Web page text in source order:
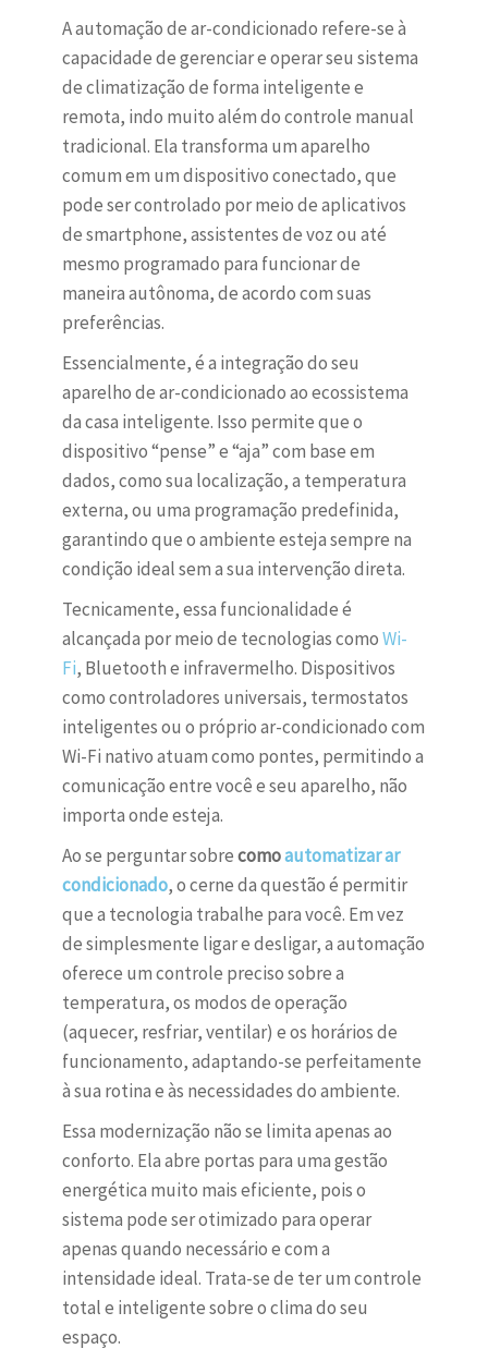
A automação de ar-condicionado refere-se à
capacidade de gerenciar e operar seu sistema
de climatização de forma inteligente e
remota, indo muito além do controle manual
tradicional. Ela transforma um aparelho
comum em um dispositivo conectado, que
pode ser controlado por meio de aplicativos
de smartphone, assistentes de voz ou até
mesmo programado para funcionar de
maneira autônoma, de acordo com suas
preferências.
Essencialmente, é a integração do seu
aparelho de ar-condicionado ao ecossistema
da casa inteligente. Isso permite que o
dispositivo “pense” e “aja” com base em
dados, como sua localização, a temperatura
externa, ou uma programação predefinida,
garantindo que o ambiente esteja sempre na
condição ideal sem a sua intervenção direta.
Tecnicamente, essa funcionalidade é
alcançada por meio de tecnologias comoWi-
Fi, Bluetooth e infravermelho. Dispositivos
como controladores universais, termostatos
inteligentes ou o próprio ar-condicionado com
Wi-Fi nativo atuam como pontes, permitindo a
comunicação entre você e seu aparelho, não
importa onde esteja.
Ao se perguntar sobrecomoautomatizar ar
condicionado, o cerne da questão é permitir
que a tecnologia trabalhe para você. Em vez
de simplesmente ligar e desligar, a automação
oferece um controle preciso sobre a
temperatura, os modos de operação
(aquecer, resfriar, ventilar) e os horários de
funcionamento, adaptando-se perfeitamente
à sua rotina e às necessidades do ambiente.
Essa modernização não se limita apenas ao
conforto. Ela abre portas para uma gestão
energética muito mais eficiente, pois o
sistema pode ser otimizado para operar
apenas quando necessário e com a
intensidade ideal. Trata-se de ter um controle
total e inteligente sobre o clima do seu
espaço.